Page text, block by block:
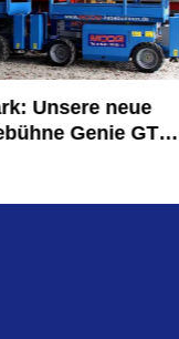
06.02.2026